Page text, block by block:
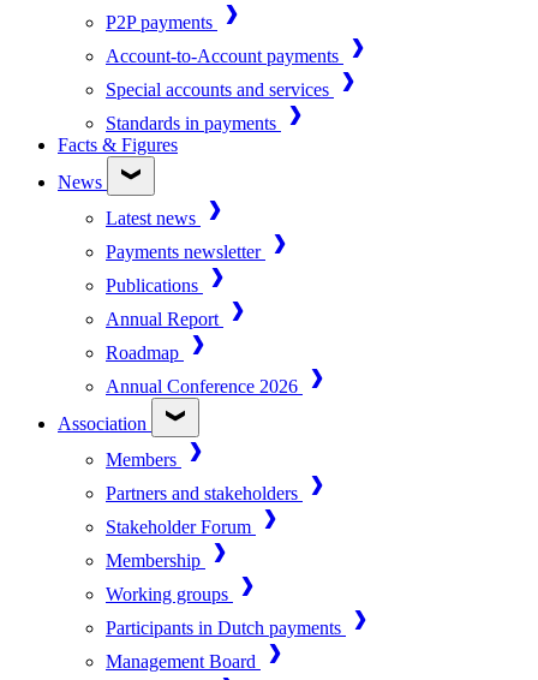
P2P payments
Account-to-Account payments
Special accounts and services
Standards in payments
Facts & Figures
News
Latest news
Payments newsletter
Publications
Annual Report
Roadmap
Annual Conference 2026
Association
Members
Partners and stakeholders
Stakeholder Forum
Membership
Working groups
Participants in Dutch payments
Management Board